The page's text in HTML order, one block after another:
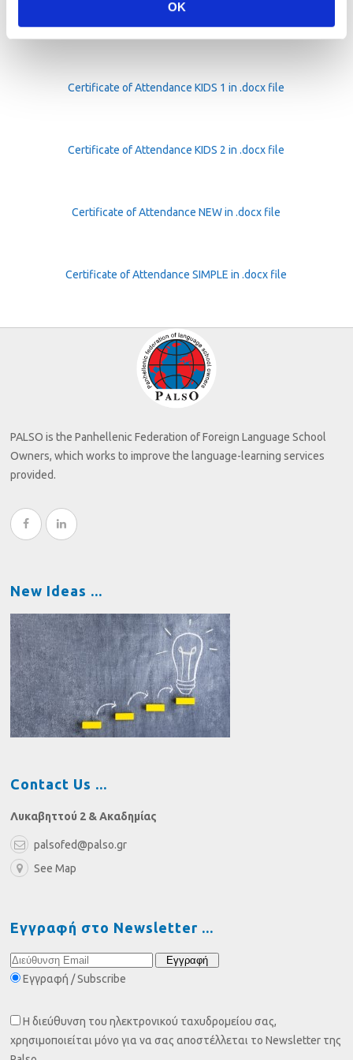
OK
certificates in .doc files, you can download them from the links
below.
Certificate of Attendance KIDS 1 in .docx file
Certificate of Attendance KIDS 2 in .docx file
Certificate of Attendance NEW in .docx file
Certificate of Attendance SIMPLE in .docx file
PALSO is the Panhellenic Federation of Foreign Language School
Owners, which works to improve the language-learning services
provided.
New Ideas
Contact Us
Λυκαβηττού 2 & Ακαδημίας
palsofed@palso.gr
See Map
Εγγραφή στο Newsletter
Εγγραφή / Subscribe
Η διεύθυνση του ηλεκτρονικού ταχυδρομείου σας,
χρησιμοποιείται μόνο για να σας αποστέλλεται το Newsletter της